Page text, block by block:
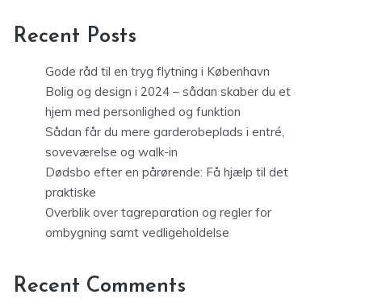
Recent Posts
Gode råd til en tryg flytning i København
Bolig og design i 2024 – sådan skaber du et
hjem med personlighed og funktion
Sådan får du mere garderobeplads i entré,
soveværelse og walk-in
Dødsbo efter en pårørende: Få hjælp til det
praktiske
Overblik over tagreparation og regler for
ombygning samt vedligeholdelse
Recent Comments